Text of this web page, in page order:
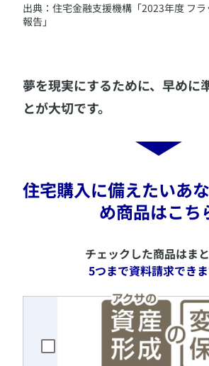
出典：住宅金融支援機構「2023年度 フ
報告」
夢を現実にするために、早めに
とが大切です。
住宅購入に備えたいあ
め商品はこち
チェックした商品はま
5つまで資料請求できま